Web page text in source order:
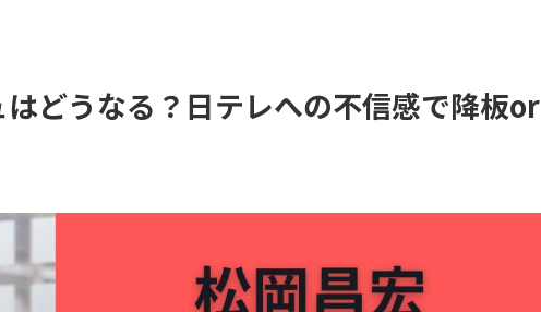
どうなる？日テレへの不信感で降板or